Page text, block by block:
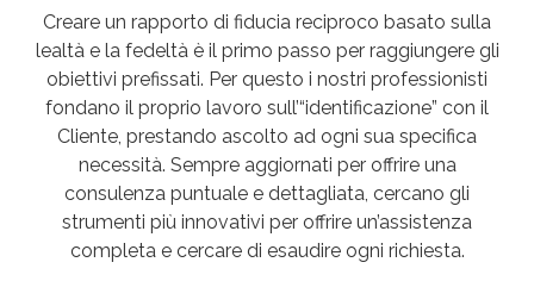
Creare un rapporto di fiducia reciproco basato sulla
lealtà e la fedeltà è il primo passo per raggiungere gli
obiettivi prefissati. Per questo i nostri professionisti
fondano il proprio lavoro sull’“identificazione” con il
Cliente, prestando ascolto ad ogni sua specifica
necessità. Sempre aggiornati per offrire una
consulenza puntuale e dettagliata, cercano gli
strumenti più innovativi per offrire un’assistenza
completa e cercare di esaudire ogni richiesta.